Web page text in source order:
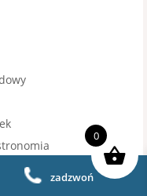
zadzwoń
0